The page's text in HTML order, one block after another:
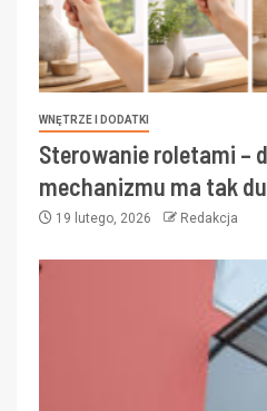
WNĘTRZE I DODATKI
Sterowanie roletami –
mechanizmu ma tak
19 lutego, 2026 Redakcja